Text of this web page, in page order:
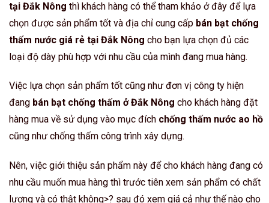
tại Đắk Nông thì khách hàng có thể tham khảo ở đây để lựa
chọn được sản phẩm tốt và địa chỉ cung cấp bán bạt chống
thấm nước giá rẻ tại Đắk Nông cho bạn lựa chọn đủ các
loại độ dày phù hợp với nhu cầu của mình đang mua hàng.
Việc lựa chọn sản phẩm tốt cũng như đơn vị công ty hiện
đang bán bạt chống thấm ở Đắk Nông cho khách hàng đặt
hàng mua về sử dụng vào mục đích chống thấm nước ao hồ
cũng như chống thấm công trình xây dựng.
Nên, việc giới thiệu sản phẩm này để cho khách hàng đang có
nhu cầu muốn mua hàng thì trước tiên xem sản phẩm có chất
lượng và có thật không>? sau đó xem giá cả như thế nào cho